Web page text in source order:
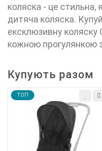
коляска - це стильна,
дитяча коляска.
ексклюзивну коляску
кожною
Купують разом
TOП